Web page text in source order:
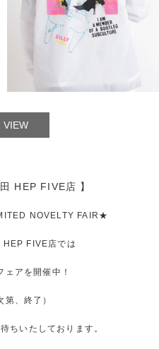
VIEW
HEP FIVE店 】
NOVELTY FAIR★
FIVE店では
ェアを開催中！
第、終了）
ちいたしております。